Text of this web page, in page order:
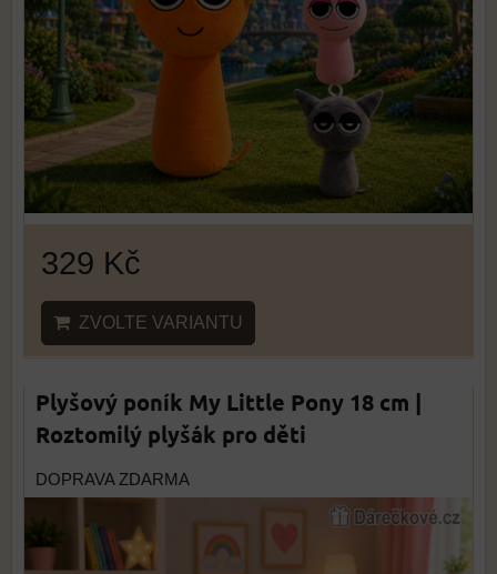
329 Kč
ZVOLTE VARIANTU
Plyšový poník My Little Pony 18 cm |
Roztomilý plyšák pro děti
DOPRAVA ZDARMA